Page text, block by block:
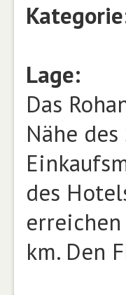
Lage:
Das
Nähe
des
km. Den